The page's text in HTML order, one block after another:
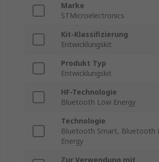
Marke
STMicroelectronics
Kit-Klassifizierung
Entwicklungskit
Produkt Typ
Entwicklungskit
HF-Technologie
Bluetooth Low Energy
Technologie
Bluetooth Smart, Bluetooth
Energy
Zur Verwendung mit